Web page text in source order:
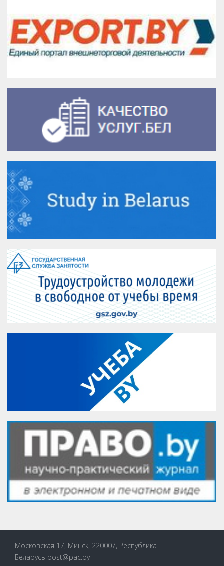
Московская 17, Минск, 220007, Республика
Беларусь post@pac.by